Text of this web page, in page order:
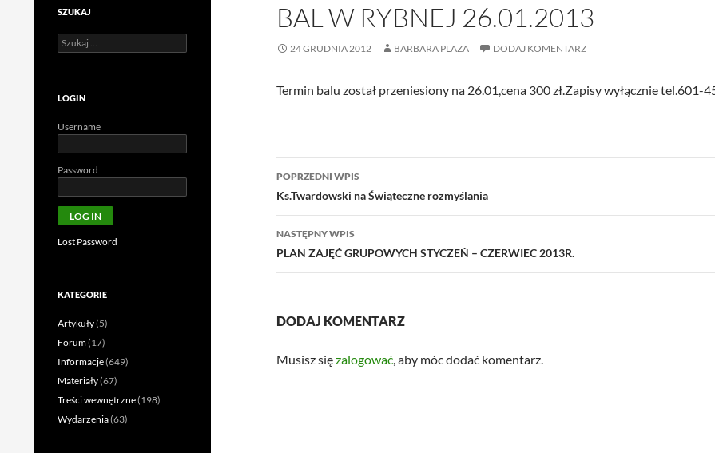
BAL W RYBNEJ 26.01.2013
24 GRUDNIA 2012 BARBARA PLAZA DODAJ KOMENTARZ
Termin balu został przeniesiony na 26.01,cena 300 zł.Zapisy wyłącznie
Nawigacja
wpisu
POPRZEDNI WPIS
Ks.Twardowski na Świąteczne rozmyślania
NASTĘPNY WPIS
PLAN ZAJĘĆ GRUPOWYCH STYCZEŃ – CZERWIEC 2013R.
DODAJ KOMENTARZ
Musisz sięzalogować, aby móc dodać komentarz.
SZUKAJ
Szukaj:
LOGIN
Username
Password
Lost Password
KATEGORIE
Artykuły(5)
Forum(17)
Informacje(649)
Materiały(67)
Treści wewnętrzne(198)
Wydarzenia(63)